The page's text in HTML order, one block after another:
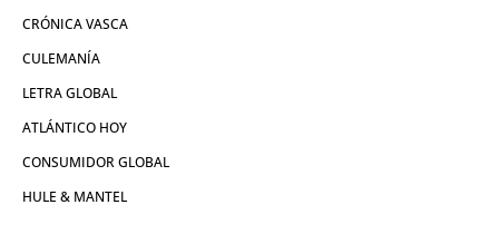
CRÓNICA VASCA
CULEMANÍA
LETRA GLOBAL
ATLÁNTICO HOY
CONSUMIDOR GLOBAL
HULE & MANTEL